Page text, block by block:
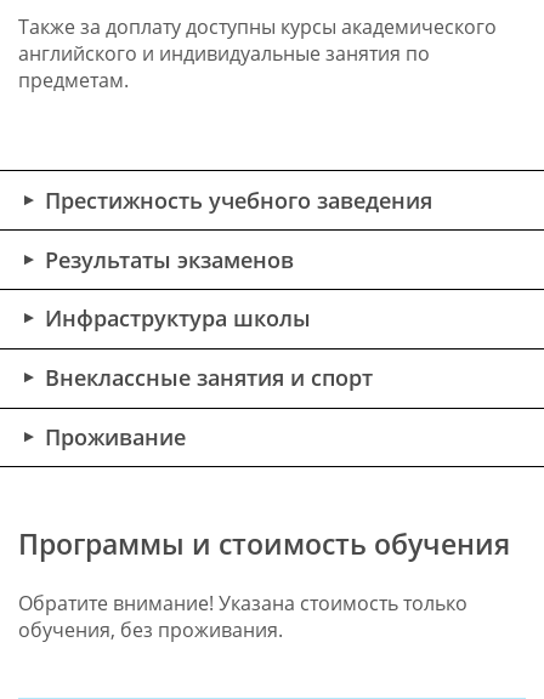
Также за доплату доступны курсы академического
английского и индивидуальные занятия по
предметам.
Престижность учебного заведения
Результаты экзаменов
Инфраструктура школы
Внеклассные занятия и спорт
Проживание
Программы и стоимость обучения
Обратите внимание! Указана стоимость только
обучения, без проживания.